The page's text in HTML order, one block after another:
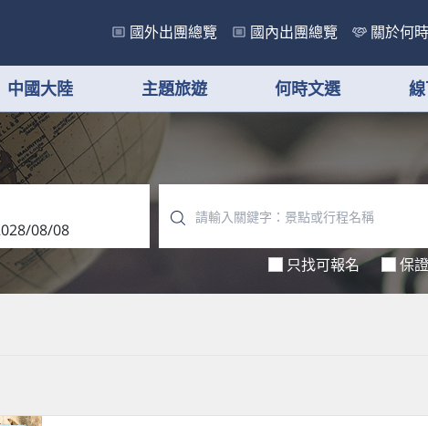
國外出團總覽 國內出團總覽 關於何時
中國大陸 主題旅遊 何時文選
只找可報名 保